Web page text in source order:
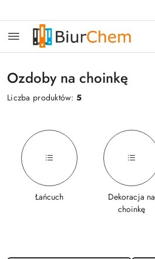
Ozdoby na choinkę
Liczba produktów:5
Łańcuch
Dekoracja na
choinkę